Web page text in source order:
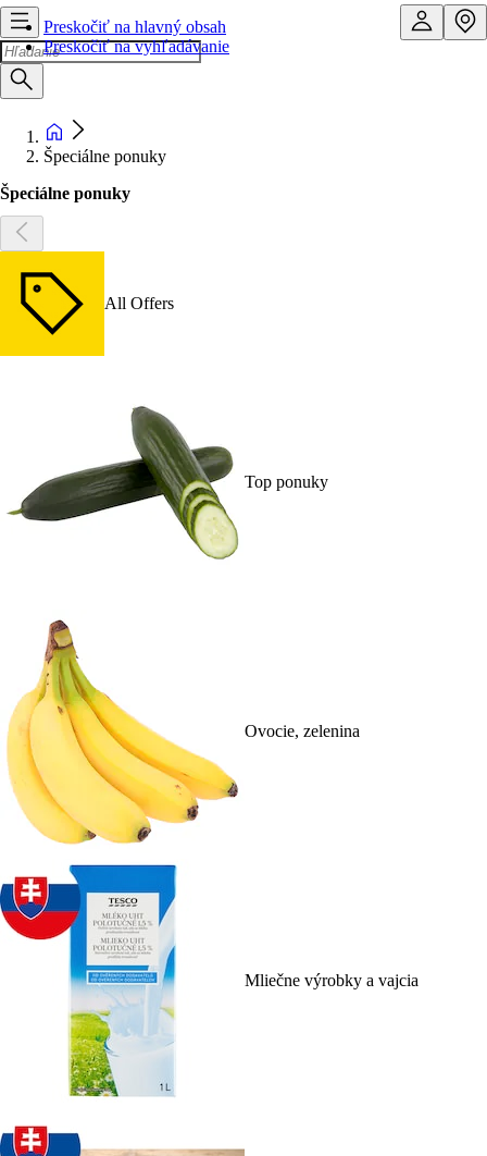
Preskočiť na hlavný obsah
Preskočiť na vyhľadávanie
Špeciálne ponuky
Špeciálne ponuky
All Offers
Top ponuky
Ovocie, zelenina
Mliečne výrobky a vajcia